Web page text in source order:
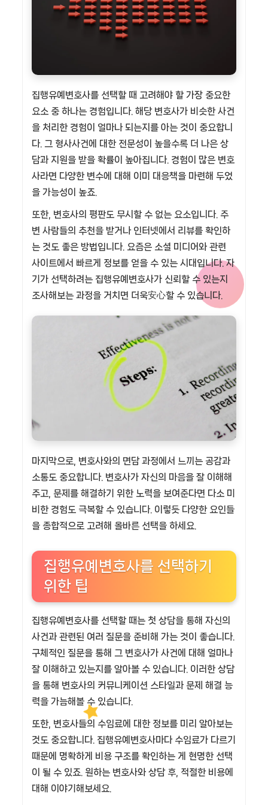
집행유예변호사를 선택할 때 고려해야 할 가장 중요한
요소 중 하나는 경험입니다. 해당 변호사가 비슷한 사건
을 처리한 경험이 얼마나 되는지를 아는 것이 중요합니
다. 그 형사사건에 대한 전문성이 높을수록 더 나은 상
담과 지원을 받을 확률이 높아집니다. 경험이 많은 변호
사라면 다양한 변수에 대해 이미 대응책을 마련해 두었
을 가능성이 높죠.
또한, 변호사의 평판도 무시할 수 없는 요소입니다. 주
변 사람들의 추천을 받거나 인터넷에서 리뷰를 확인하
는 것도 좋은 방법입니다. 요즘은 소셜 미디어와 관련
사이트에서 빠르게 정보를 얻을 수 있는 시대입니다. 자
기가 선택하려는 집행유예변호사가 신뢰할 수 있는지
조사해보는 과정을 거치면 더욱安心할 수 있습니다.
마지막으로, 변호사와의 면담 과정에서 느끼는 공감과
소통도 중요합니다. 변호사가 자신의 마음을 잘 이해해
주고, 문제를 해결하기 위한 노력을 보여준다면 다소 미
비한 경험도 극복할 수 있습니다. 이렇듯 다양한 요인들
을 종합적으로 고려해 올바른 선택을 하세요.
집행유예변호사를 선택하기
위한 팁
집행유예변호사를 선택할 때는 첫 상담을 통해 자신의
사건과 관련된 여러 질문을 준비해 가는 것이 좋습니다.
구체적인 질문을 통해 그 변호사가 사건에 대해 얼마나
잘 이해하고 있는지를 알아볼 수 있습니다. 이러한 상담
을 통해 변호사의 커뮤니케이션 스타일과 문제 해결 능
력을 가늠해볼 수 있습니다.
또한, 변호사들의 수임료에 대한 정보를 미리 알아보는
것도 중요합니다. 집행유예변호사마다 수임료가 다르기
때문에 명확하게 비용 구조를 확인하는 게 현명한 선택
이 될 수 있죠. 원하는 변호사와 상담 후, 적절한 비용에
대해 이야기해보세요.